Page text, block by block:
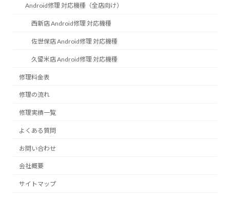
Android修理 対応機種（全店向け）
西新店 Android修理 対応機種
佐世保店 Android修理 対応機種
久留米店 Android修理 対応機種
修理料金表
修理の流れ
修理実績一覧
よくある質問
お問い合わせ
会社概要
サイトマップ